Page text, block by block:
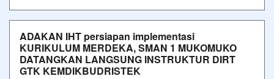
ADAKAN IHT persiapan implementasi
KURIKULUM MERDEKA, SMAN 1 MUKOMUKO
DATANGKAN LANGSUNG INSTRUKTUR DIRT
GTK KEMDIKBUDRISTEK